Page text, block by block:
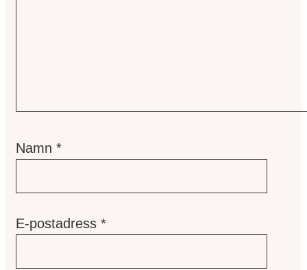
Namn *
E-postadress *